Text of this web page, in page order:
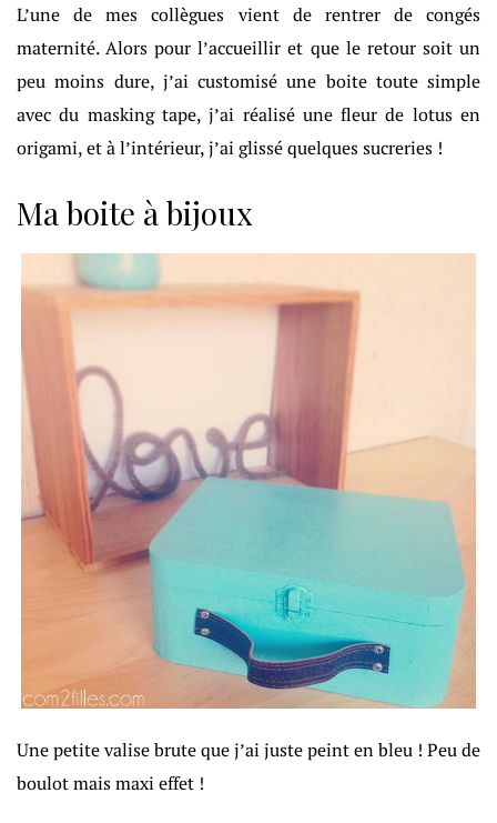
L’une de mes collègues vient de rentrer de congés
maternité. Alors pour l’accueillir et que le retour soit un
peu moins dure, j’ai customisé une boite toute simple
avec du masking tape, j’ai réalisé une fleur de lotus en
origami, et à l’intérieur, j’ai glissé quelques sucreries !
Ma boite à bijoux
Une petite valise brute que j’ai juste peint en bleu ! Peu de
boulot mais maxi effet !